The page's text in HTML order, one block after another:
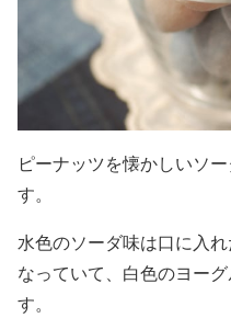
ピーナッツを懐かしいソ
す。
水色のソーダ味は口に入
なっていて、 白色のヨー
す。